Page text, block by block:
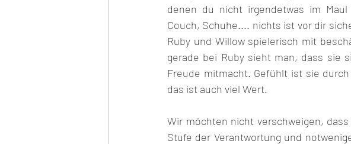
denen du nicht irgendetwas im
Couch, Schuhe.... nichts ist vor dir
Ruby und Willow spielerisch mit
gerade bei Ruby sieht man, dass sie
Freude mitmacht. Gefühlt ist sie
das ist auch viel Wert.
Wir möchten nicht verschweigen,
Stufe der Verantwortung und